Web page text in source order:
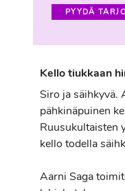
PYYDÄ
Kello tiukkaan
Siro ja säihkyvä.
pähkinäpuinen
Ruusukultaisten
kello todella
Aarni Saga